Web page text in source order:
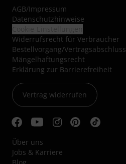
AGB/Impressum
Datenschutzhinweise
Widerrufsrecht für Verbraucher
Bestellvorgang/Vertragsabschluss
Mängelhaftungsrecht
Erklärung zur Barrierefreiheit
Vertrag widerrufen
Über uns
Jobs & Karriere